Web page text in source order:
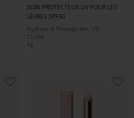
slideslideslide
SOIN PROTECTEUR UV POUR LES
LÈVRES SPF30
Hydrate & Protège des UV
72,00€
4g